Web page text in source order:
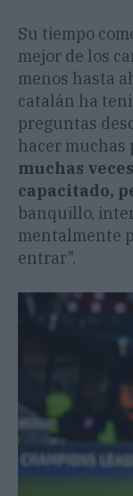
Su tiempo
mejor de los
menos hasta
catalán ha
preguntas
hacer muchas
muchas
capacitado,
banquillo,
mentalmente
entrar".